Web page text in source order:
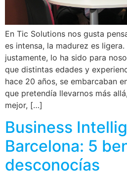
En Tic Solutions nos gusta
es intensa, la madurez es
justamente, lo ha sido para
que distintas edades y
hace 20 años, se embarcaban
que pretendía llevarnos más
mejor, […]
Business
Barcelona: 5
desconocías